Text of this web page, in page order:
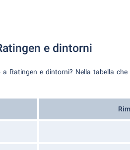
e dintorni
Ratingen e dintorni? Nella tabella